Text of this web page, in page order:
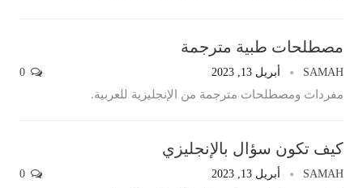
مصطلحات طبية مترجمة
SAMAH أبريل 13, 2023
مفردات ومصطلحات مترجمة من الإنجليزية للعربية.
كيف تكون سؤال بالإنجليزي
SAMAH أبريل 13, 2023